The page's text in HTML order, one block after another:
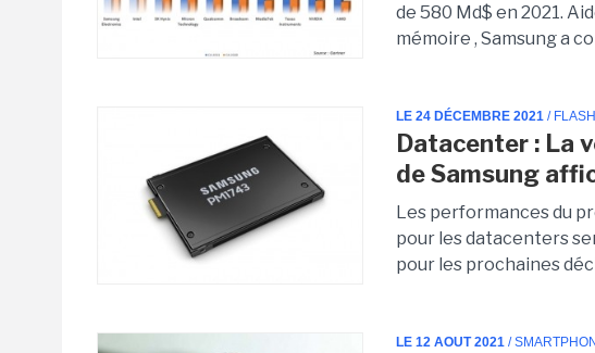
de 580 Md$ en 2021.
mémoire , Samsung a
LE 24 DÉCEMBRE 2021 / FLASH
Datacenter : La
de Samsung
Les performances du
pour les datacenters
pour les prochaines
LE 12 AOUT 2021 /